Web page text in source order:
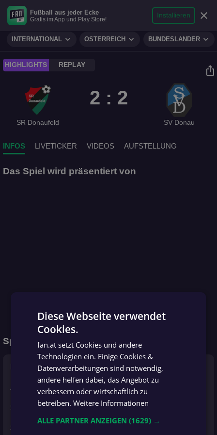
sports_soccer FUSSBALLexpand_more search
Suche
micro
Reporter
person
Login
INTERNATIONAL expand_more ÖSTERREICH expand_more BUNDESLÄNDER expand_more
Fußball aus jeder Ecke
Gratis im App und Play Store!
Installieren close
ios_share
HIGHLIGHTS REPLAY
SR Donaufeld
2 : 2
SV Donau
INFOS LIVETICKER VIDEOS AUFSTELLUNG
Das Spiel wird präsentiert von
Spielinformationen
Bewerb Regionalliga Ost, Runde 1
Anpfiff Freitag, 01.08.25 | 16:00
Stadion Donaufeld
Schiedsrichter
Diese Webseite verwendet
Cookies.
fan.at setzt Cookies und andere
Technologien ein. Einige Cookies &
Datenverarbeitungen sind notwendig,
andere helfen dabei, das Angebot zu
verbessern oder wirtschaftlich zu
betreiben.Weitere Informationen
ALLE PARTNER ANZEIGEN(1629) →